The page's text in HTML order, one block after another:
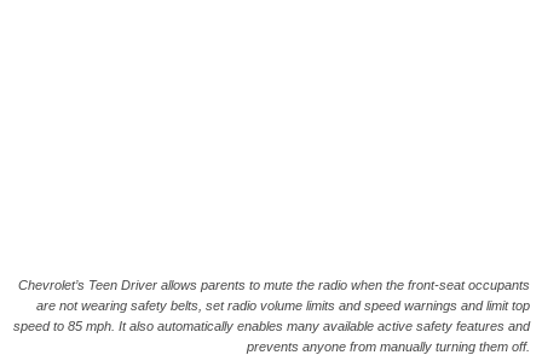
Chevrolet’s Teen Driver allows parents to mute the radio when the front-seat occupants
are not wearing safety belts, set radio volume limits and speed warnings and limit top
speed to 85 mph. It also automatically enables many available active safety features and
prevents anyone from manually turning them off.